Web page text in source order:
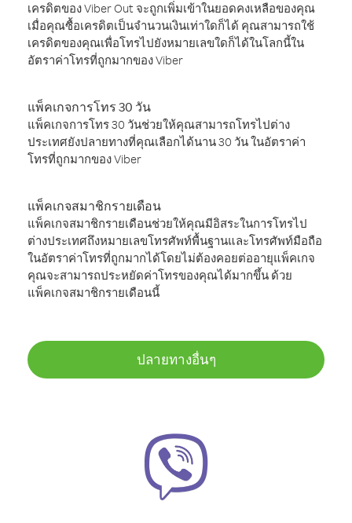
เครดิตของ Viber Out จะถูกเพิ่มเข้าในยอดคงเหลือของคุณ
เมื่อคุณซื้อเครดิตเป็นจำนวนเงินเท่าใดก็ได้ คุณสามารถใช้
เครดิตของคุณเพื่อโทรไปยังหมายเลขใดก็ได้ในโลกนี้ใน
อัตราค่าโทรที่ถูกมากของ Viber
แพ็คเกจการโทร 30 วัน
แพ็คเกจการโทร 30 วันช่วยให้คุณสามารถโทรไปต่าง
ประเทศยังปลายทางที่คุณเลือกได้นาน 30 วัน ในอัตราค่า
โทรที่ถูกมากของ Viber
แพ็คเกจสมาชิกรายเดือน
แพ็คเกจสมาชิกรายเดือนช่วยให้คุณมีอิสระในการโทรไป
ต่างประเทศถึงหมายเลขโทรศัพท์พื้นฐานและโทรศัพท์มือถือ
ในอัตราค่าโทรที่ถูกมากได้โดยไม่ต้องคอยต่ออายุแพ็คเกจ
คุณจะสามารถประหยัดค่าโทรของคุณได้มากขึ้น ด้วย
แพ็คเกจสมาชิกรายเดือนนี้
ปลายทางอื่นๆ